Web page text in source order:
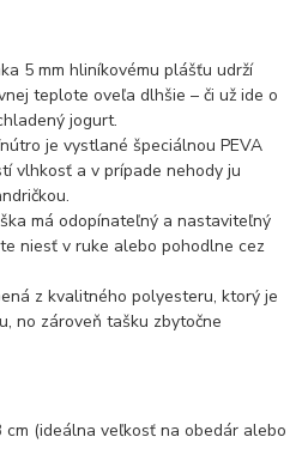
5 mm hliníkovému plášťu udrží
teplote oveľa dlhšie – či už ide o
jogurt.
je vystlané špeciálnou PEVA
vlhkosť a v prípade nehody ju
má odopínateľný a nastaviteľný
niesť v ruke alebo pohodlne cez
z kvalitného polyesteru, ktorý je
no zároveň tašku zbytočne
cm (ideálna veľkosť na obedár alebo